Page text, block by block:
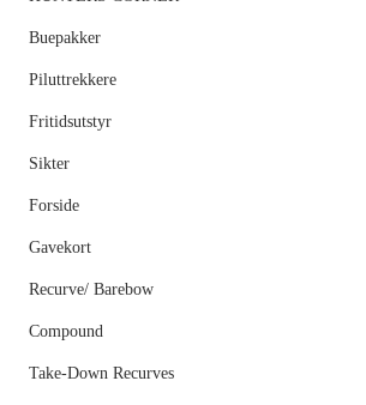
Buepakker
Piluttrekkere
Fritidsutstyr
Sikter
Forside
Gavekort
Recurve/ Barebow
Compound
Take-Down Recurves